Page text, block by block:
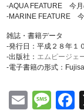
-AQUA FEATURE 今
-MARINE FEATURE
雑誌・書籍データ
-発行日：平成２８年１
-出版社： エムピージェ
-電子書籍の形式：
Email